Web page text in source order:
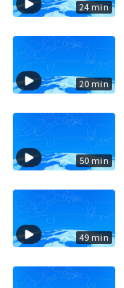
24 min
20 min
50 min
49 min